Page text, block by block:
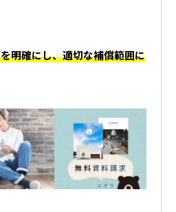
明確にし、適切な補償範囲に